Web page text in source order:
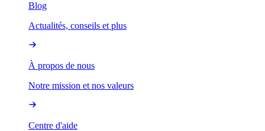
Blog
Actualités, conseils et plus
À propos de nous
Notre mission et nos valeurs
Centre d'aide